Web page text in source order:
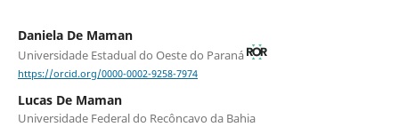
Daniela De Maman
Universidade Estadual do Oeste do Paraná
https://orcid.org/0000-0002-9258-7974
Lucas De Maman
Universidade Federal do Recôncavo da Bahia